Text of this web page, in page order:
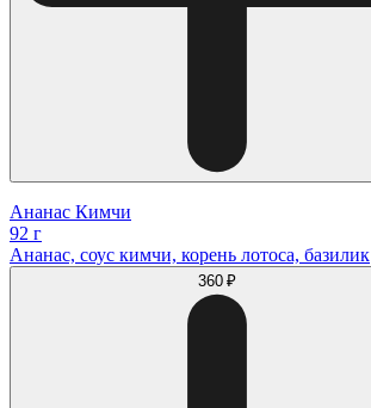
Ананас Кимчи
92 г
Ананас, соус кимчи, корень лотоса, базилик
360 ₽